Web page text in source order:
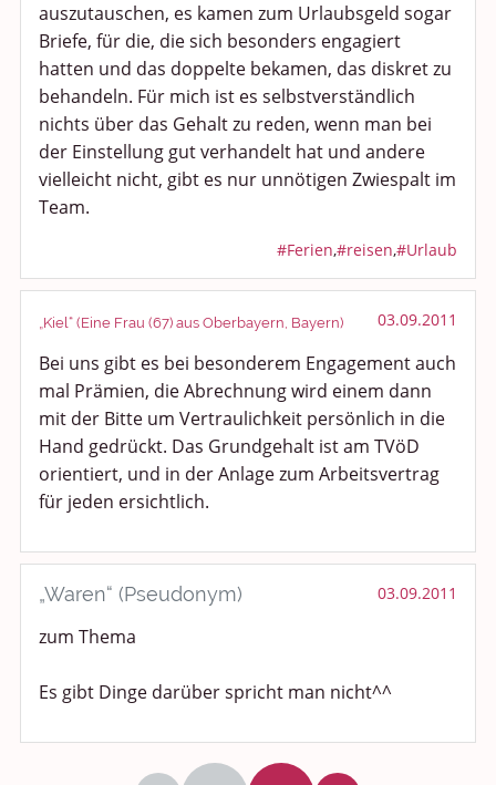
auszutauschen, es kamen zum Urlaubsgeld sogar
Briefe, für die, die sich besonders engagiert
hatten und das doppelte bekamen, das diskret zu
behandeln. Für mich ist es selbstverständlich
nichts über das Gehalt zu reden, wenn man bei
der Einstellung gut verhandelt hat und andere
vielleicht nicht, gibt es nur unnötigen Zwiespalt im
Team.
#Ferien,#reisen,#Urlaub
„Kiel“ (Eine Frau (67) aus Oberbayern, Bayern) 03.09.2011
Bei uns gibt es bei besonderem Engagement auch
mal Prämien, die Abrechnung wird einem dann
mit der Bitte um Vertraulichkeit persönlich in die
Hand gedrückt. Das Grundgehalt ist am TVöD
orientiert, und in der Anlage zum Arbeitsvertrag
für jeden ersichtlich.
„Waren“ (Pseudonym) 03.09.2011
zum Thema
Es gibt Dinge darüber spricht man nicht^^